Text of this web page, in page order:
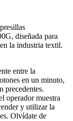
diseñada para
la industria textil.
entre la
en un minuto,
precedentes.
operador muestra
y utilizar la
Olvídate de